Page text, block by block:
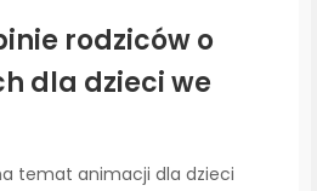
rodziców o
dla dzieci we
temat animacji dla dzieci